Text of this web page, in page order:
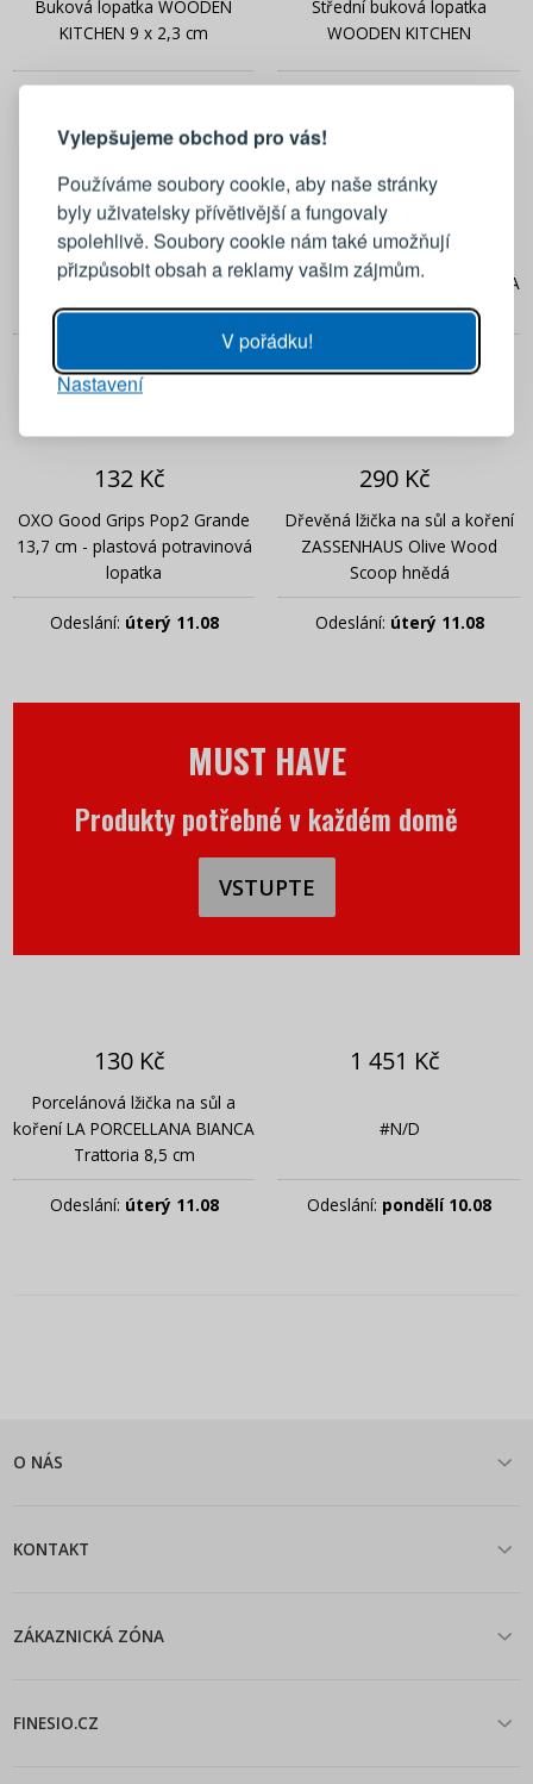
Vylepšujeme obchod pro vás!
Používáme soubory cookie, aby naše stránky
byly uživatelsky přívětivější a fungovaly
spolehlivě. Soubory cookie nám také umožňují
přizpůsobit obsah a reklamy vašim zájmům.
V pořádku!
Nastavení
Buková lopatka WOODEN
KITCHEN 9 x 2,3 cm
Střední buková lopatka
WOODEN KITCHEN
345 Kč
Potravinářská lopatka z
nerezové oceli I GENIETTI
KITCHEN
Odeslání:
100 Kč
Porcelánová lžička na sůl a
koření LA PORCELLANA BIANCA
Trattoria 7,2 cm
pondělí 10.08
132 Kč
OXO Good Grips Pop2 Grande
13,7 cm - plastová potravinová
lopatka
Odeslání: úterý 11.08
290 Kč
Dřevěná lžička na sůl a koření
ZASSENHAUS Olive Wood
Scoop hnědá
Odeslání: úterý 11.08
MUST HAVE
Produkty potřebné v každém domě
VSTUPTE
130 Kč
Porcelánová lžička na sůl a
koření LA PORCELLANA BIANCA
Trattoria 8,5 cm
Odeslání: úterý 11.08
1 451 Kč
#N/D
Odeslání: pondělí 10.08
O NÁS
KONTAKT
ZÁKAZNICKÁ ZÓNA
FINESIO.CZ
PŘIHLÁŠENÍ REGISTRACE
Přihlaste se ke svému účtu
Emailová adresa
PŘIHLÁSIT SE